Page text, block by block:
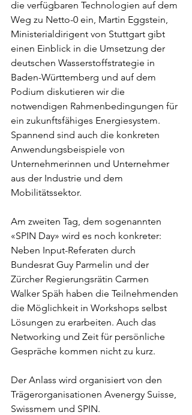
die verfügbaren Technologien auf dem
Weg zu Netto-0 ein, Martin Eggstein,
Ministerialdirigent von Stuttgart gibt
einen Einblick in die Umsetzung der
deutschen Wasserstoffstrategie in
Baden-Württemberg und auf dem
Podium diskutieren wir die
notwendigen Rahmenbedingungen für
ein zukunftsfähiges Energiesystem.
Spannend sind auch die konkreten
Anwendungsbeispiele von
Unternehmerinnen und Unternehmer
aus der Industrie und dem
Mobilitätssektor.
Am zweiten Tag, dem sogenannten
«SPIN Day» wird es noch konkreter:
Neben Input-Referaten durch
Bundesrat Guy Parmelin und der
Zürcher Regierungsrätin Carmen
Walker Späh haben die Teilnehmenden
die Möglichkeit in Workshops selbst
Lösungen zu erarbeiten. Auch das
Networking und Zeit für persönliche
Gespräche kommen nicht zu kurz.
Der Anlass wird organisiert von den
Trägerorganisationen Avenergy Suisse,
Swissmem und SPIN.